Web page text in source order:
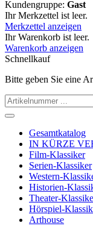
Kundengruppe: Gast
Ihr Merkzettel ist leer.
Merkzettel anzeigen
Ihr Warenkorb ist leer.
Warenkorb anzeigen
Schnellkauf
Bitte geben Sie eine
Gesamtkatalog
IN KÜRZE
Film-Klassiker
Serien-Klassiker
Western-
Historien-
Theater-
Hörspiel-
Arthouse